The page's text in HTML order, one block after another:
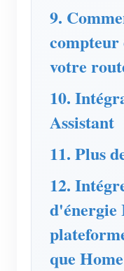
9.
compteur
votre
10.
Assistant
11. Plus
12.
que